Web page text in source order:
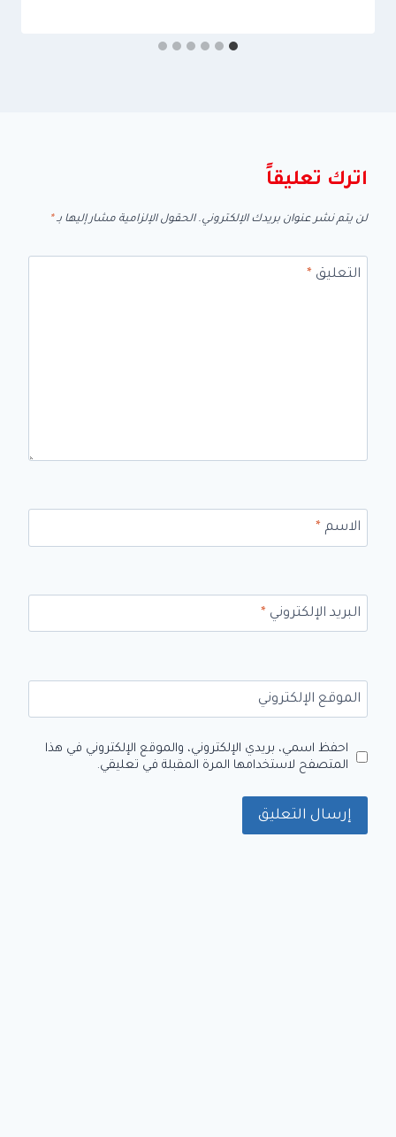
اترك تعليقاً
لن يتم نشر عنوان بريدك الإلكتروني. الحقول الإلزامية مشار إليها بـ*
التعليق*
الاسم*
البريد الإلكتروني*
الموقع الإلكتروني
احفظ اسمي، بريدي الإلكتروني، والموقع الإلكتروني في هذا
المتصفح لاستخدامها المرة المقبلة في تعليقي.